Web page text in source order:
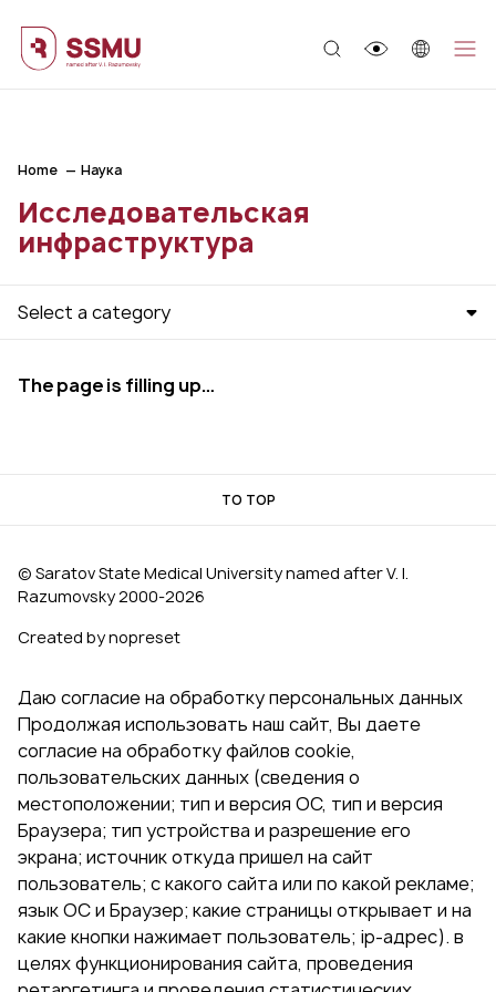
Home Наука
Исследовательская
инфраструктура
Select a category
The page is filling up…
TO TOP
© Saratov State Medical University named after V. I.
Razumovsky 2000‑2026
Created by nopreset
Даю согласие на обработку персональных данных
Продолжая использовать наш сайт, Вы даете
согласие на обработку файлов cookie,
пользовательских данных (сведения о
местоположении; тип и версия ОС, тип и версия
Браузера; тип устройства и разрешение его
экрана; источник откуда пришел на сайт
пользователь; с какого сайта или по какой рекламе;
язык ОС и Браузер; какие страницы открывает и на
какие кнопки нажимает пользователь; ip-адрес). в
целях функционирования сайта, проведения